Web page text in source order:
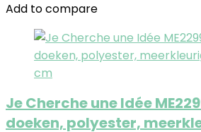
Add to compare
Je Cherche une Idée
doeken, polyester,